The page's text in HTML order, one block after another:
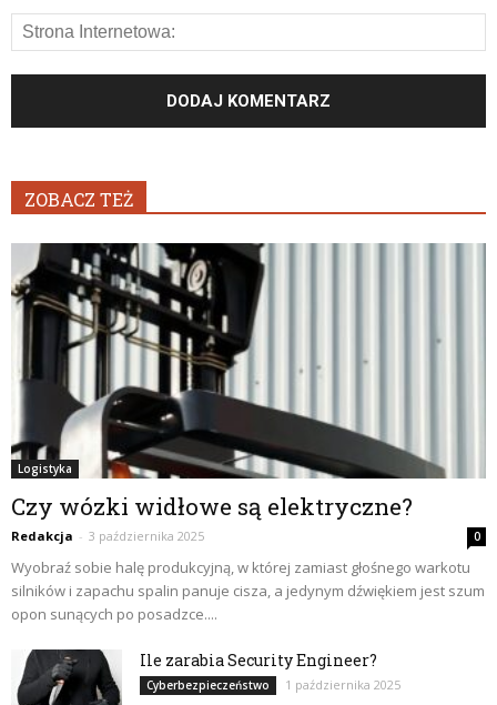
ZOBACZ TEŻ
Logistyka
Czy wózki widłowe są elektryczne?
Redakcja - 3 października 2025 0
Wyobraź sobie halę produkcyjną, w której zamiast głośnego warkotu
silników i zapachu spalin panuje cisza, a jedynym dźwiękiem jest szum
opon sunących po posadzce....
Ile zarabia Security Engineer?
Cyberbezpieczeństwo 1 października 2025